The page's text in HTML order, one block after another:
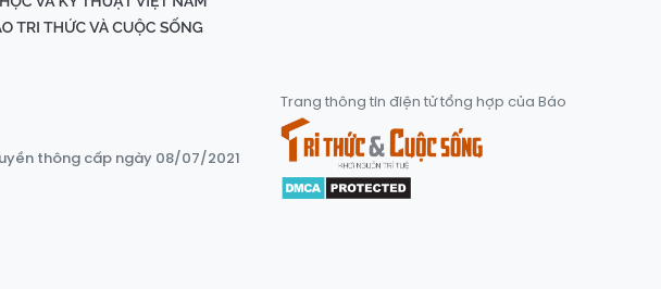
thông cấp ngày 08/07/2021
Trang thông tin điện tử tổng hợp của Báo